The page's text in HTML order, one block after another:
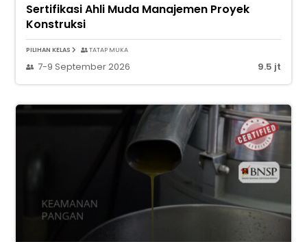
Sertifikasi Ahli Muda Manajemen Proyek
Konstruksi
PILIHAN KELAS TATAP MUKA
7-9 September 2026 9.5 jt